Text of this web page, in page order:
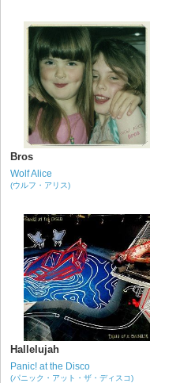
Bros
Wolf Alice
(ウルフ・アリス)
Hallelujah
Panic! at the Disco
(パニック・アット・ザ・ディスコ)